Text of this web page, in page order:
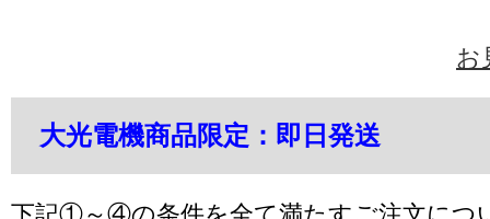
お
大光電機商品限定：即日発送